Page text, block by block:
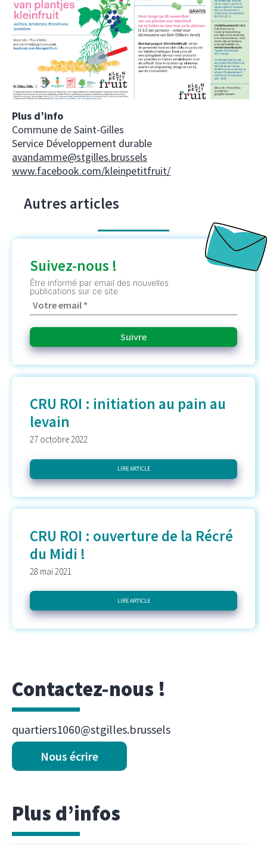
Plus d’info
Commune de Saint-Gilles
Service Développement durable
avandamme@stgilles.brussels
www.facebook.com/kleinpetitfruit/
Autres articles
Suivez-nous !
Être informé par email des nouvelles
publications sur ce site
CRU ROI : initiation au pain au
levain
27 octobre 2022
LIRE ARTICLE
CRU ROI : ouverture de la Récré
du Midi !
28 mai 2021
LIRE ARTICLE
Contactez-nous !
quartiers1060@stgilles.brussels
Nous écrire
Plus d’infos